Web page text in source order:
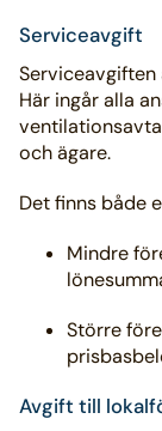
Serviceavgift
Serviceavgiften
Här ingår alla
och ägare.
Det finns både
Mindre
Större
Avgift till